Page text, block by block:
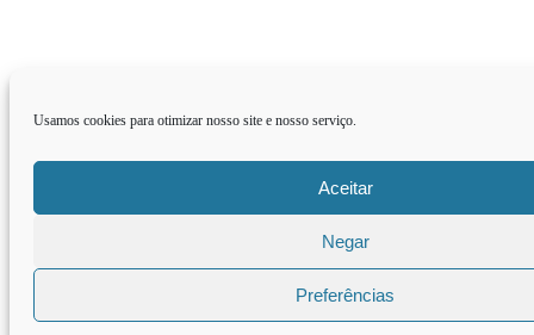
Usamos cookies para otimizar nosso site e nosso serviço.
Aceitar
Negar
Preferências